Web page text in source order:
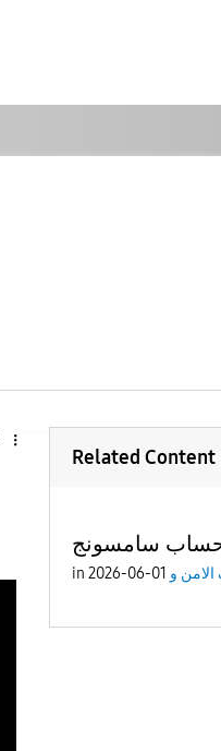
Related Content
سامسونج
in الامن و 01-06-2026